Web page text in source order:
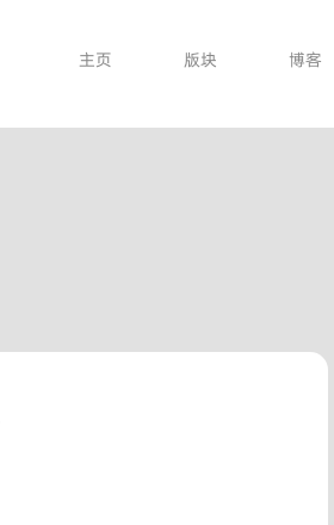
主页 版块 博客